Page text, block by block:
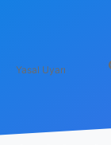
Yasal Uyarı